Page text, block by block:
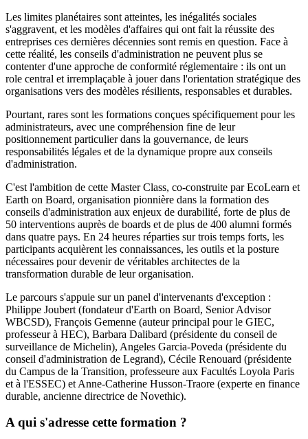
Les limites planétaires sont atteintes, les inégalités sociales
s'aggravent, et les modèles d'affaires qui ont fait la réussite des
entreprises ces dernières décennies sont remis en question. Face à
cette réalité, les conseils d'administration ne peuvent plus se
contenter d'une approche de conformité réglementaire : ils ont un
role central et irremplaçable à jouer dans l'orientation stratégique des
organisations vers des modèles résilients, responsables et durables.
Pourtant, rares sont les formations conçues spécifiquement pour les
administrateurs, avec une compréhension fine de leur
positionnement particulier dans la gouvernance, de leurs
responsabilités légales et de la dynamique propre aux conseils
d'administration.
C'est l'ambition de cette Master Class, co-construite par EcoLearn et
Earth on Board, organisation pionnière dans la formation des
conseils d'administration aux enjeux de durabilité, forte de plus de
50 interventions auprès de boards et de plus de 400 alumni formés
dans quatre pays. En 24 heures réparties sur trois temps forts, les
participants acquièrent les connaissances, les outils et la posture
nécessaires pour devenir de véritables architectes de la
transformation durable de leur organisation.
Le parcours s'appuie sur un panel d'intervenants d'exception :
Philippe Joubert (fondateur d'Earth on Board, Senior Advisor
WBCSD), François Gemenne (auteur principal pour le GIEC,
professeur à HEC), Barbara Dalibard (présidente du conseil de
surveillance de Michelin), Angeles Garcia-Poveda (présidente du
conseil d'administration de Legrand), Cécile Renouard (présidente
du Campus de la Transition, professeure aux Facultés Loyola Paris
et à l'ESSEC) et Anne-Catherine Husson-Traore (experte en finance
durable, ancienne directrice de Novethic).
A qui s'adresse cette formation ?